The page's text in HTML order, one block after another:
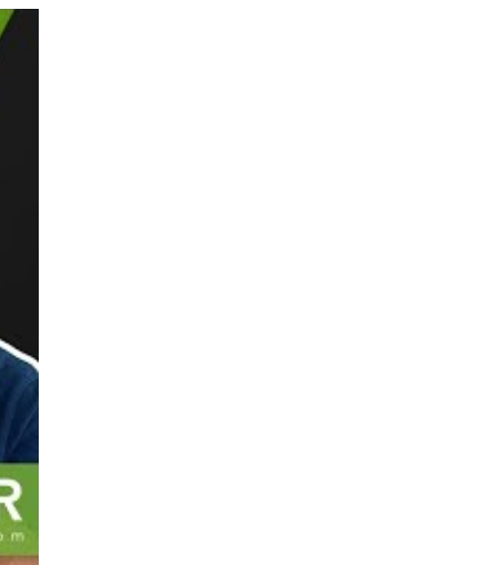
de seguridad vial en
segura y
formadores y
y ciudadanía,
modelos de
y en las